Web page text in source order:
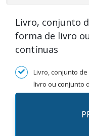
Livro, conjunto
forma de livro
contínuas
Livro, conjunto
livro ou conjunto